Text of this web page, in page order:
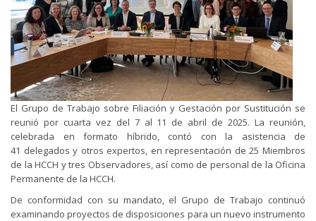
El Grupo de Trabajo sobre Filiación y Gestación por Sustitución se
reunió por cuarta vez del 7 al 11 de abril de 2025. La reunión,
celebrada en formato híbrido, contó con la asistencia de
41 delegados y otros expertos, en representación de 25 Miembros
de la HCCH y tres Observadores, así como de personal de la Oficina
Permanente de la HCCH.
De conformidad con su mandato, el Grupo de Trabajo continuó
examinando proyectos de disposiciones para un nuevo instrumento